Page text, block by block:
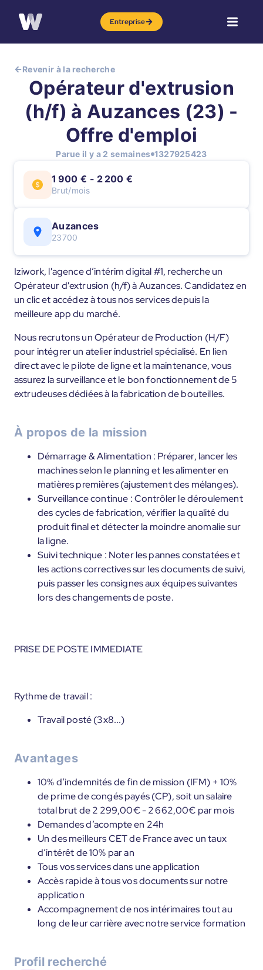
Entreprise
Revenir à la recherche
Opérateur d'extrusion
(h/f) à Auzances (23) -
Offre d'emploi
Parue il y a 2 semaines 1327925423
1 900 € - 2 200 €
Brut/mois
Auzances
23700
Iziwork, l'agence d’intérim digital #1, recherche un
Opérateur d'extrusion (h/f) à Auzances. Candidatez en
un clic et accédez à tous nos services depuis la
meilleure app du marché.
Nous recrutons un Opérateur de Production (H/F)
pour intégrer un atelier industriel spécialisé. En lien
direct avec le pilote de ligne et la maintenance, vous
assurez la surveillance et le bon fonctionnement de 5
extrudeuses dédiées à la fabrication de bouteilles.
À propos de la mission
Démarrage & Alimentation : Préparer, lancer les
machines selon le planning et les alimenter en
matières premières (ajustement des mélanges).
Surveillance continue : Contrôler le déroulement
des cycles de fabrication, vérifier la qualité du
produit final et détecter la moindre anomalie sur
la ligne.
Suivi technique : Noter les pannes constatées et
les actions correctives sur les documents de suivi,
puis passer les consignes aux équipes suivantes
lors des changements de poste.
PRISE DE POSTE IMMEDIATE
Rythme de travail :
Travail posté (3x8...)
Avantages
10% d’indemnités de fin de mission (IFM) + 10%
de prime de congés payés (CP), soit un salaire
total brut de 2 299,00€ - 2 662,00€ par mois
Demandes d’acompte en 24h
Un des meilleurs CET de France avec un taux
d’intérêt de 10% par an
Tous vos services dans une application
Accès rapide à tous vos documents sur notre
application
Accompagnement de nos intérimaires tout au
long de leur carrière avec notre service formation
Profil recherché